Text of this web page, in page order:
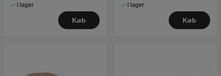
I lager
Køb
I lager
Køb